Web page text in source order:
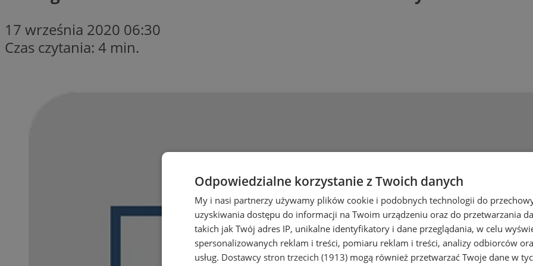
17 września 2020 06:30
Czas czytania: 4 min.
Odpowiedzialne korzystanie z Twoich danych
My i nasi partnerzy używamy plików cookie i podobnych technologii do
uzyskiwania dostępu do informacji na Twoim urządzeniu oraz do przetwarzania
takich jak Twój adres IP, unikalne identyfikatory i dane przeglądania, w celu
spersonalizowanych reklam i treści, pomiaru reklam i treści, analizy odbiorców
usług. Dostawcy stron trzecich (1913) mogą również przetwarzać Twoje dane w